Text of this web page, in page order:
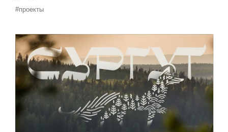
#проекты